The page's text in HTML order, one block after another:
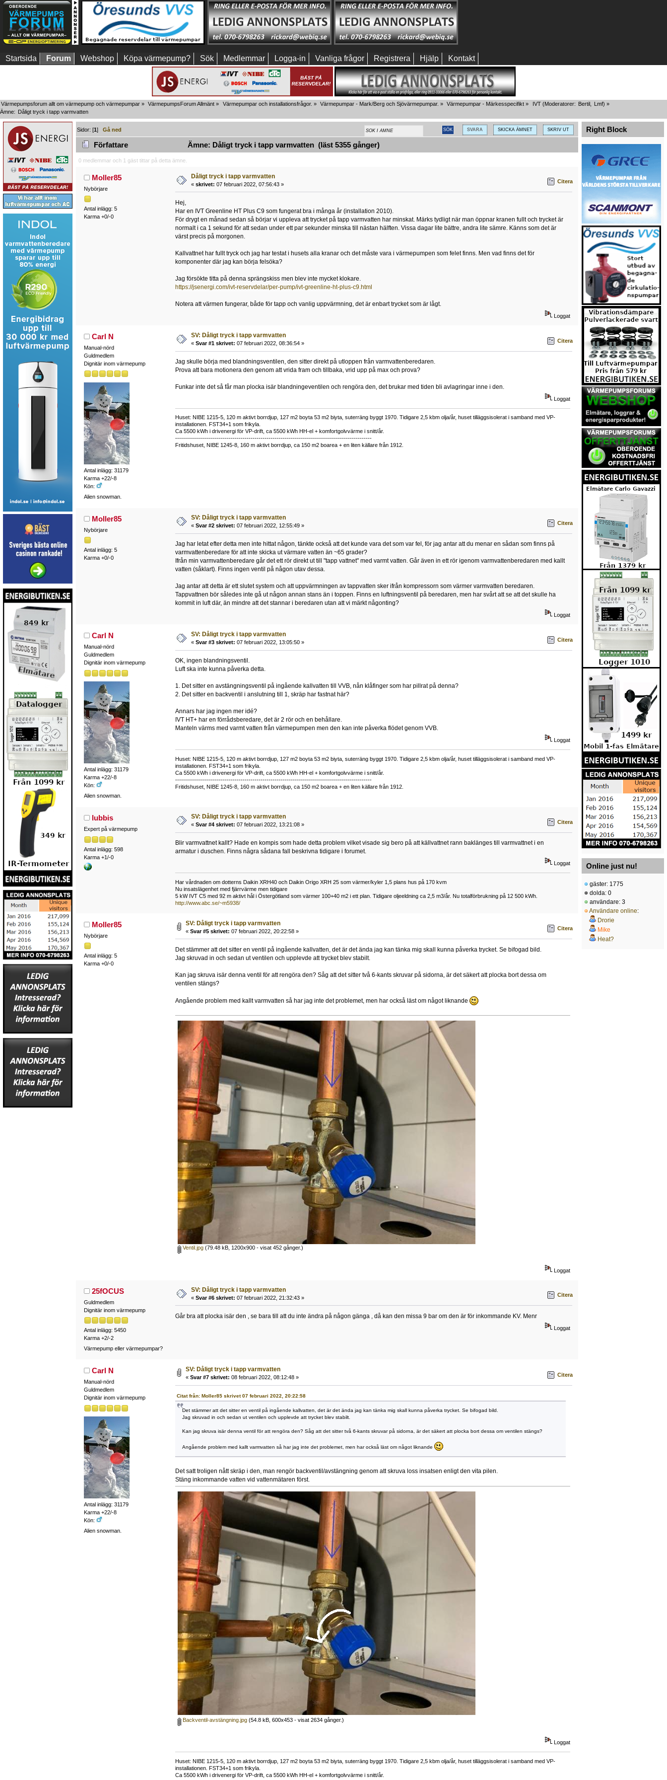
Startsida Forum Webshop Köpa värmepump? Sök Medlemmar Logga-in Vanliga frågor Registrera Hjälp Kontakt
Värmepumpsforum allt om värmepump och värmepumpar » VärmepumpsForum Allmänt » Värmepumpar och installationsfrågor. » Värmepumpar - Mark/Berg och Sjövärmepumpar. » Värmepumpar - Märkesspecifikt » IVT(Moderatorer: Bertil, Lmf) »
Ämne: Dåligt tryck i tapp varmvatten
SVARA SKICKA ÄMNET SKRIV UT
Sidor: [1]Gå ned
Författare Ämne: Dåligt tryck i tapp varmvatten (läst 5355 gånger)
0 medlemmar och 1 gäst tittar på detta ämne.
Moller85
Nybörjare
Antal inlägg: 5
Karma +0/-0
Dåligt tryck i tapp varmvatten
« skrivet: 07 februari 2022, 07:56:43 » Citera
Hej,
Har en IVT Greenline HT Plus C9 som fungerat bra i många år (installation 2010).
För drygt en månad sedan så börjar vi uppleva att trycket på tapp varmvatten har minskat. Märks tydligt när man öppnar kranen fullt och trycket är
normalt i ca 1 sekund för att sedan under ett par sekunder minska till nästan hälften. Vissa dagar lite bättre, andra lite sämre. Känns som det är
värst precis på morgonen.
Kallvattnet har fullt tryck och jag har testat i husets alla kranar och det måste vara i värmepumpen som felet finns. Men vad finns det för
komponenter där jag kan börja felsöka?
Jag försökte titta på denna sprängskiss men blev inte mycket klokare.
https://jsenergi.com/ivt-reservdelar/per-pump/ivt-greenline-ht-plus-c9.html
Notera att värmen fungerar, både för tapp och vanlig uppvärmning, det är enbart trycket som är lågt.
Loggat
Carl N
Manual-nörd
Guldmedlem
Dignitär inom värmepump
Antal inlägg: 31179
Karma +22/-8
Kön:
Alien snowman.
SV: Dåligt tryck i tapp varmvatten
« Svar #1 skrivet: 07 februari 2022, 08:36:54 » Citera
Jag skulle börja med blandningsventilen, den sitter direkt på utloppen från varmvattenberedaren.
Prova att bara motionera den genom att vrida fram och tillbaka, vrid upp på max och prova?
Funkar inte det så får man plocka isär blandningeventilen och rengöra den, det brukar med tiden bli avlagringar inne i den.
Loggat
Huset: NIBE 1215-5, 120 m aktivt borrdjup, 127 m2 boyta 53 m2 biyta, suterräng byggt 1970. Tidigare 2,5 kbm olja/år, huset tilläggsisolerat i samband med VP-
installationen. FST34+1 som frikyla.
Ca 5500 kWh i drivenergi för VP-drift, ca 5500 kWh HH-el + komfortgolvvärme i snitt/år.
---------------------------------------------------------------------------------------------------
Fritidshuset, NIBE 1245-8, 160 m aktivt borrdjup, ca 150 m2 boarea + en liten källare från 1912.
Moller85
Nybörjare
Antal inlägg: 5
Karma +0/-0
SV: Dåligt tryck i tapp varmvatten
« Svar #2 skrivet: 07 februari 2022, 12:55:49 » Citera
Jag har letat efter detta men inte hittat någon, tänkte också att det kunde vara det som var fel, för jag antar att du menar en sådan som finns på
varmvattenberedare för att inte skicka ut värmare vatten än ~65 grader?
Ifrån min varmvattenberedare går det ett rör direkt ut till "tapp vattnet" med varmt vatten. Går även in ett rör igenom varmvattenberedaren med kallt
vatten (såklart). Finns ingen ventil på någon utav dessa.
Jag antar att detta är ett slutet system och att uppvärmningen av tappvatten sker ifrån kompressorn som värmer varmvatten beredaren.
Tappvattnen bör således inte gå ut någon annan stans än i toppen. Finns en luftningsventil på beredaren, men har svårt att se att det skulle ha
kommit in luft där, än mindre att det stannar i beredaren utan att vi märkt någonting?
Loggat
Carl N
Manual-nörd
Guldmedlem
Dignitär inom värmepump
Antal inlägg: 31179
Karma +22/-8
Kön:
Alien snowman.
SV: Dåligt tryck i tapp varmvatten
« Svar #3 skrivet: 07 februari 2022, 13:05:50 » Citera
OK, ingen blandningsventil.
Luft ska inte kunna påverka detta.
1. Det sitter en avstängningsventil på ingående kallvatten till VVB, nån klåfinger som har pillrat på denna?
2. Det sitter en backventil i anslutning till 1, skräp har fastnat här?
Annars har jag ingen mer idé?
IVT HT+ har en förrådsberedare, det är 2 rör och en behållare.
Manteln värms med varmt vatten från värmepumpen men den kan inte påverka flödet genom VVB.
Loggat
Huset: NIBE 1215-5, 120 m aktivt borrdjup, 127 m2 boyta 53 m2 biyta, suterräng byggt 1970. Tidigare 2,5 kbm olja/år, huset tilläggsisolerat i samband med VP-
installationen. FST34+1 som frikyla.
Ca 5500 kWh i drivenergi för VP-drift, ca 5500 kWh HH-el + komfortgolvvärme i snitt/år.
---------------------------------------------------------------------------------------------------
Fritidshuset, NIBE 1245-8, 160 m aktivt borrdjup, ca 150 m2 boarea + en liten källare från 1912.
lubbis
Expert på värmepump
Antal inlägg: 598
Karma +1/-0
SV: Dåligt tryck i tapp varmvatten
« Svar #4 skrivet: 07 februari 2022, 13:21:08 » Citera
Blir varmvattnet kallt? Hade en kompis som hade detta problem vilket visade sig bero på att källvattnet rann baklänges till varmvattnet i en
armatur i duschen. Finns några sådana fall beskrivna tidigare i forumet.
Loggat
Har vårdnaden om dotterns Daikin XRH40 och Daikin Origo XRH 25 som värmer/kyler 1,5 plans hus på 170 kvm
Nu insatslägenhet med fjärrvärme men tidigare
5 kW IVT C5 med 92 m aktivt hål i Östergötland som värmer 100+40 m2 i ett plan. Tidigare oljeeldning ca 2,5 m3/år. Nu totalförbrukning på 12 500 kWh.
http://www.abc.se/~m5938/
Moller85
Nybörjare
Antal inlägg: 5
Karma +0/-0
SV: Dåligt tryck i tapp varmvatten
« Svar #5 skrivet: 07 februari 2022, 20:22:58 » Citera
Det stämmer att det sitter en ventil på ingående kallvatten, det är det ända jag kan tänka mig skall kunna påverka trycket. Se bifogad bild.
Jag skruvad in och sedan ut ventilen och upplevde att trycket blev stabilt.
Kan jag skruva isär denna ventil för att rengöra den? Såg att det sitter två 6-kants skruvar på sidorna, är det säkert att plocka bort dessa om
ventilen stängs?
Angående problem med kallt varmvatten så har jag inte det problemet, men har också läst om något liknande
Ventil.jpg(79.48 kB, 1200x900 - visat 452 gånger.)
Loggat
25fOCUS
Guldmedlem
Dignitär inom värmepump
Antal inlägg: 5450
Karma +2/-2
Värmepump eller värmepumpar?
SV: Dåligt tryck i tapp varmvatten
« Svar #6 skrivet: 07 februari 2022, 21:32:43 » Citera
Går bra att plocka isär den , se bara till att du inte ändra på någon gänga , då kan den missa 9 bar om den är för inkommande KV. Menr
Loggat
Carl N
Manual-nörd
Guldmedlem
Dignitär inom värmepump
Antal inlägg: 31179
Karma +22/-8
Kön:
Alien snowman.
SV: Dåligt tryck i tapp varmvatten
« Svar #7 skrivet: 08 februari 2022, 08:12:48 » Citera
Citat från: Moller85 skrivet 07 februari 2022, 20:22:58
Det stämmer att det sitter en ventil på ingående kallvatten, det är det ända jag kan tänka mig skall kunna påverka trycket. Se bifogad bild.
Jag skruvad in och sedan ut ventilen och upplevde att trycket blev stabilt.
Kan jag skruva isär denna ventil för att rengöra den? Såg att det sitter två 6-kants skruvar på sidorna, är det säkert att plocka bort dessa om ventilen stängs?
Angående problem med kallt varmvatten så har jag inte det problemet, men har också läst om något liknande
Det satt troligen nått skräp i den, man rengör backventil/avstängning genom att skruva loss insatsen enligt den vita pilen.
Stäng inkommande vatten vid vattenmätaren först.
Backventil-avstängning.jpg(54.8 kB, 600x453 - visat 2634 gånger.)
Loggat
Huset: NIBE 1215-5, 120 m aktivt borrdjup, 127 m2 boyta 53 m2 biyta, suterräng byggt 1970. Tidigare 2,5 kbm olja/år, huset tilläggsisolerat i samband med VP-
installationen. FST34+1 som frikyla.
Ca 5500 kWh i drivenergi för VP-drift, ca 5500 kWh HH-el + komfortgolvvärme i snitt/år.
Right Block
Online just nu!
gäster: 1775
dolda: 0
användare: 3
Användare online:
Drorie
Mike
Heat?